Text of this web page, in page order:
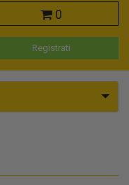
0
Registrati